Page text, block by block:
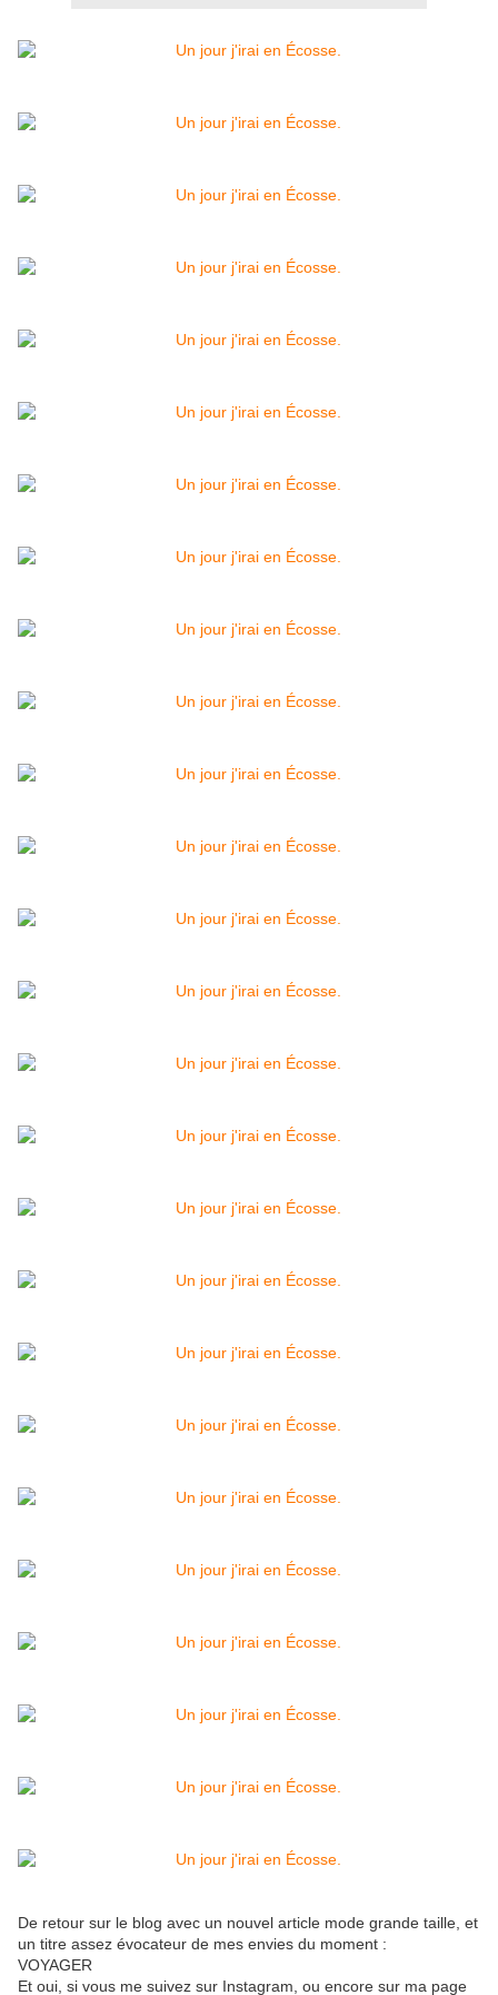
De retour sur le blog avec un nouvel article mode grande taille, et
un titre assez évocateur de mes envies du moment :
VOYAGER
Et oui, si vous me suivez sur Instagram, ou encore sur ma page